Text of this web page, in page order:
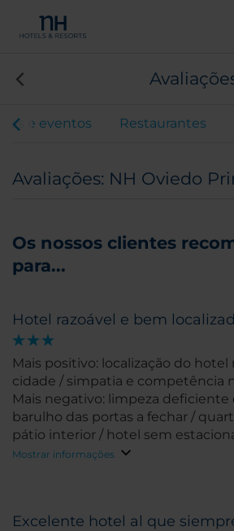
e eventos Restaurantes
Avaliações: NH Oviedo
Os nossos clientes
para...
Hotel razoável e bem
Mais positivo: localização do
cidade / simpatia e competência
Mais negativo: limpeza deficiente
barulho das portas a fechar /
pátio interior / hotel sem
edifício
Mostrar informações
Excelente hotel al que